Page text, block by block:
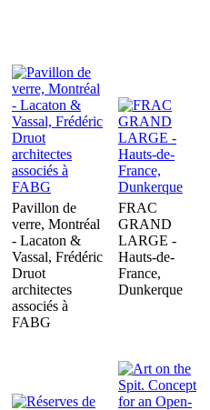
Pavillon de
verre, Montréal
- Lacaton &
Vassal, Frédéric
Druot
architectes
associés à
FABG
FRAC
GRAND
LARGE -
Hauts-de-
France,
Dunkerque